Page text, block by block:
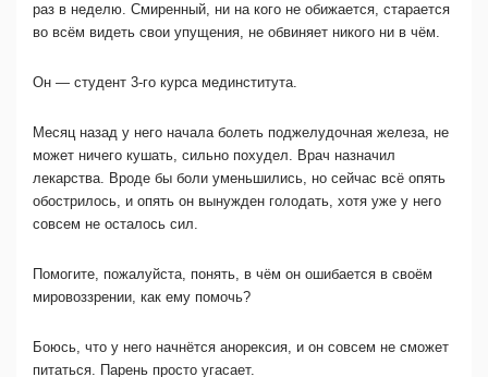
раз в неделю. Смиренный, ни на кого не обижается, старается
во всём видеть свои упущения, не обвиняет никого ни в чём.
Он — студент 3-го курса мединститута.
Месяц назад у него начала болеть поджелудочная железа, не
может ничего кушать, сильно похудел. Врач назначил
лекарства. Вроде бы боли уменьшились, но сейчас всё опять
обострилось, и опять он вынужден голодать, хотя уже у него
совсем не осталось сил.
Помогите, пожалуйста, понять, в чём он ошибается в своём
мировоззрении, как ему помочь?
Боюсь, что у него начнётся анорексия, и он совсем не сможет
питаться. Парень просто угасает.